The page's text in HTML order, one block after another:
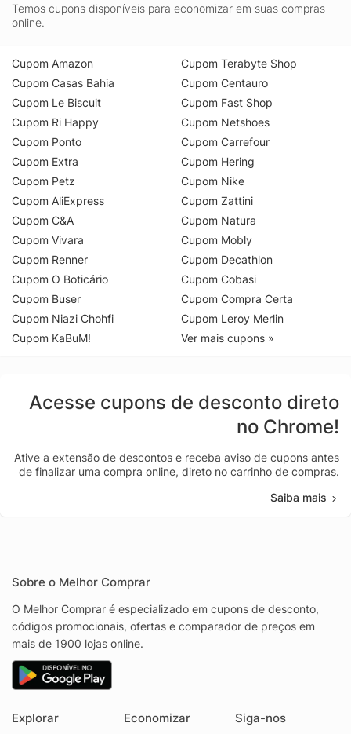
Temos cupons disponíveis para economizar em suas compras
online.
Cupom Amazon
Cupom Casas Bahia
Cupom Le Biscuit
Cupom Ri Happy
Cupom Ponto
Cupom Extra
Cupom Petz
Cupom AliExpress
Cupom C&A
Cupom Vivara
Cupom Renner
Cupom O Boticário
Cupom Buser
Cupom Niazi Chohfi
Cupom KaBuM!
Cupom Terabyte Shop
Cupom Centauro
Cupom Fast Shop
Cupom Netshoes
Cupom Carrefour
Cupom Hering
Cupom Nike
Cupom Zattini
Cupom Natura
Cupom Mobly
Cupom Decathlon
Cupom Cobasi
Cupom Compra Certa
Cupom Leroy Merlin
Ver mais cupons »
Acesse cupons de desconto direto
no Chrome!
Ative a extensão de descontos e receba aviso de cupons antes
de finalizar uma compra online, direto no carrinho de compras.
Saiba mais
Sobre o Melhor Comprar
O Melhor Comprar é especializado em cupons de desconto,
códigos promocionais, ofertas e comparador de preços em
mais de 1900 lojas online.
Explorar Economizar Siga-nos